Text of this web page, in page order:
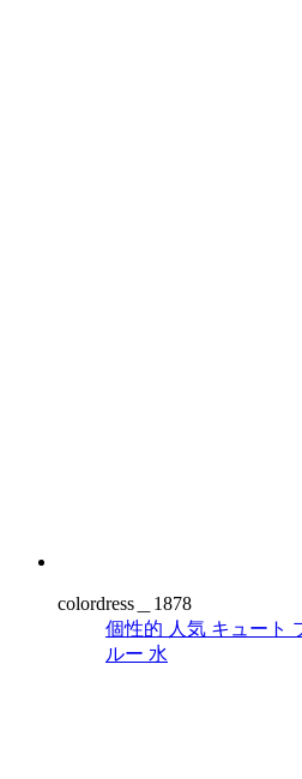
colordress＿1878
個性的 人気 キュート
ルー 水